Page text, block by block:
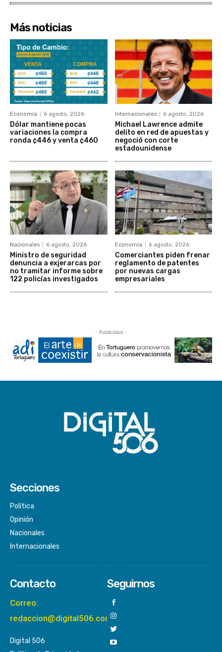
Más noticias
Economía 6 agosto, 2026
Dólar mantiene pocas
variaciones la compra
ronda ¢446 y venta ¢460
Internacionales 6 agosto, 2026
Michael Lawrence admite
delito en red de apuestas y
negoció con corte
estadounidense
Nacionales 6 agosto, 2026
Ministro de seguridad
denuncia a exjerarcas por
no tramitar informe sobre
122 policías investigados
Economía 6 agosto, 2026
Comerciantes piden frenar
reglamento de patentes
por nuevas cargas
empresariales
- Publicidad -
Secciones
Política
Opinión
Nacionales
Internacionales
Contacto
Correo:
redaccion@digital506.com
Digital 506
Seguirnos